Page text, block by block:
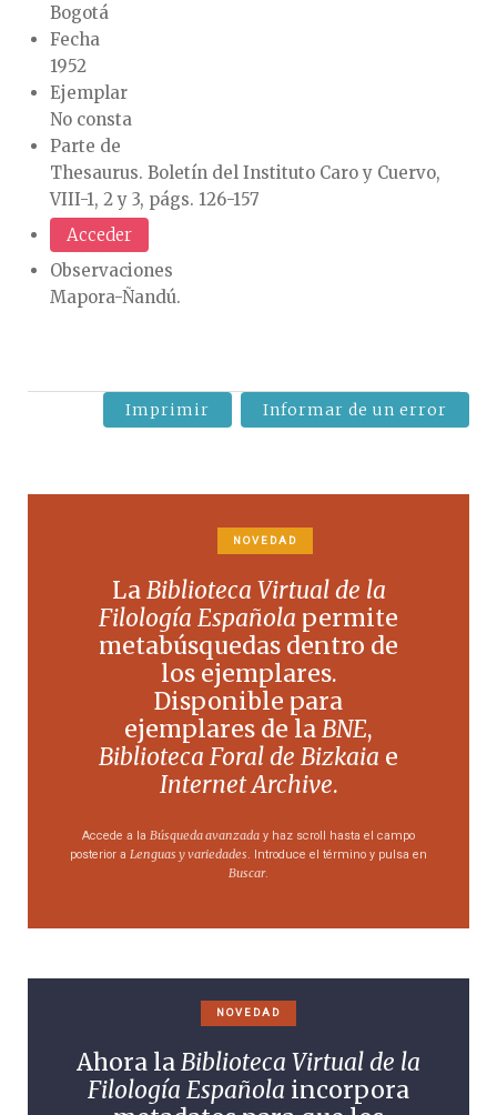
Bogotá
Fecha
1952
Ejemplar
No consta
Parte de
Thesaurus. Boletín del Instituto Caro y Cuervo,
VIII-1, 2 y 3, págs. 126-157
Acceder
Observaciones
Mapora-Ñandú.
Imprimir Informar de un error
NOVEDAD
LaBiblioteca Virtual de la
Filología Española permite
metabúsquedas dentro de
los ejemplares.
Disponible para
ejemplares de laBNE,
Biblioteca Foral de Bizkaia e
Internet Archive.
Accede a la Búsqueda avanzada y haz scroll hasta el campo
posterior a Lenguas y variedades . Introduce el término y pulsa en
Buscar.
NOVEDAD
Ahora laBiblioteca Virtual de la
Filología Española incorpora